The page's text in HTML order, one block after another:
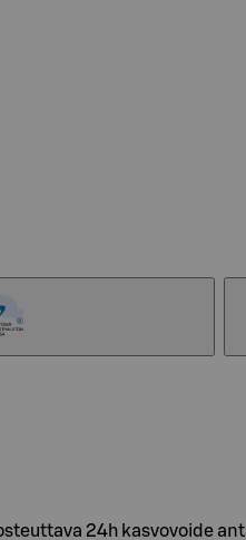
24h kasvovoide